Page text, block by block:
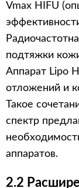
Vmax HIFU
подтяжки
Аппарат Lipo
отложений и
Такое
спектр
аппаратов.
2.2